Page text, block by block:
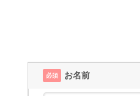
必須 お名前